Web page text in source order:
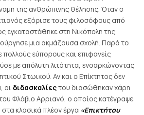
της ανθρώπινης θέλησης. Όταν ο
εξόρισε τους φιλοσόφους από
εγκαταστάθηκε στη Νικόπολη της
μια ακμάζουσα σχολή. Παρά το
πολλούς εύπορους και επιφανείς
με απόλυτη λιτότητα, ενσαρκώνοντας
Στωικού. Αν και ο Επίκτητος δεν
οι διδασκαλίες του διασώθηκαν χάρη
Φλάβιο Αρριανό, ο οποίος κατέγραψε
κλασικά πλέον έργα «Επικτήτου